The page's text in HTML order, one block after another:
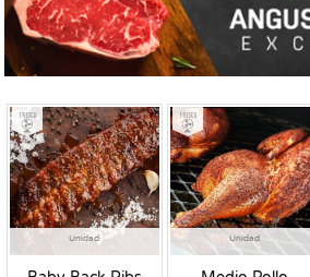
Unidad
Fresco
Unidad
Fresco